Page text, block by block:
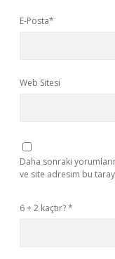
E-Posta*
Web Sitesi
Daha sonraki
ve site adresim bu
6 + 2 kaçtır?*